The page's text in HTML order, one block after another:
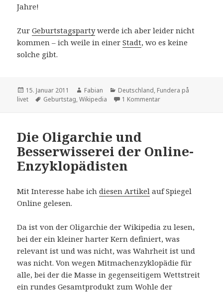
Jahre!
ZurGeburtstagspartywerde ich aber leider nicht
kommen – ich weile in einerStadt, wo es keine
solche gibt.
Veröffentlicht
am
15. Januar 2011 Autor
Fabian Kategorien
Deutschland, Fundera på
livet
Schlagwörter
Geburtstag,Wikipedia 1 Kommentarzu Happy Birthday
Die Oligarchie und
Besserwisserei der Online-
Enzyklopädisten
Mit Interesse habe ichdiesen Artikel auf Spiegel
Online gelesen.
Da ist von der Oligarchie der Wikipedia zu lesen,
bei der ein kleiner harter Kern definiert, was
relevant ist und was nicht, was Wahrheit ist und
was nicht. Von wegen Mitmachenzyklopädie für
alle, bei der die Masse in gegenseitigem Wettstreit
ein rundes Gesamtprodukt zum Wohle der